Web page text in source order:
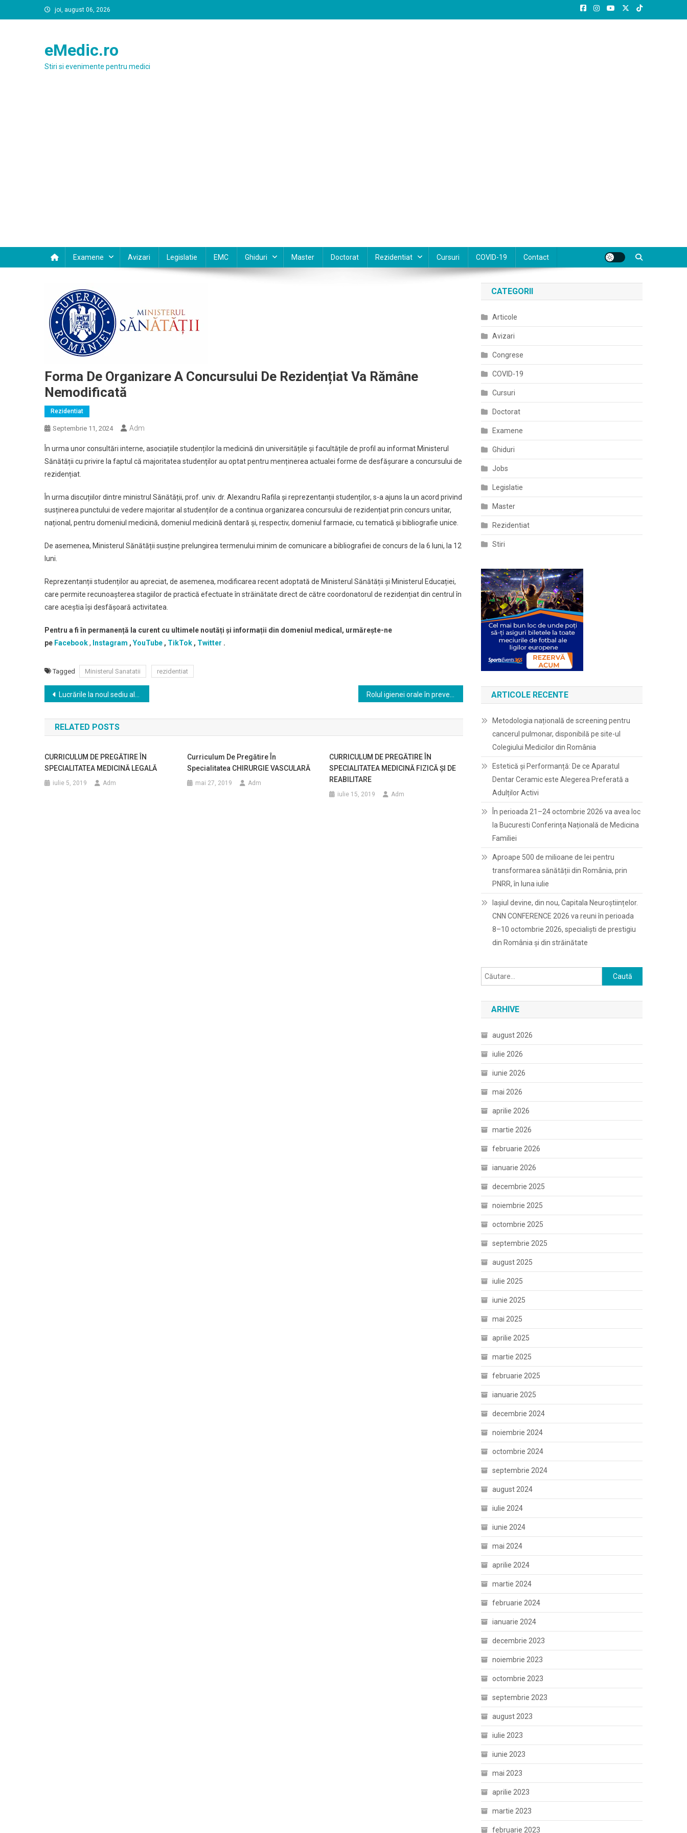
to
joi, august 06, 2026
eMedic.ro
Stiri si evenimente pentru medici
Examene Avizari Legislatie EMC Ghiduri Master Doctorat Rezidentiat Cursuri COVID-19 Contact
Forma De Organizare A Concursului De Rezidențiat Va Rămâne
Nemodificată
Rezidentiat
Septembrie 11, 2024 Adm
În urma unor consultări interne, asociațiile studenților la medicină din universitățile și facultățile de profil au informat Ministerul
Sănătății cu privire la faptul că majoritatea studenților au optat pentru menținerea actualei forme de desfășurare a concursului de
rezidențiat.
În urma discuțiilor dintre ministrul Sănătății, prof. univ. dr. Alexandru Rafila și reprezentanții studenților, s-a ajuns la un acord privind
susținerea punctului de vedere majoritar al studenților de a continua organizarea concursului de rezidențiat prin concurs unitar,
național, pentru domeniul medicină, domeniul medicină dentară şi, respectiv, domeniul farmacie, cu tematică şi bibliografie unice.
De asemenea, Ministerul Sănătății susține prelungirea termenului minim de comunicare a bibliografiei de concurs de la 6 luni, la 12
luni.
Reprezentanții studenților au apreciat, de asemenea, modificarea recent adoptată de Ministerul Sănătății și Ministerul Educației,
care permite recunoașterea stagiilor de practică efectuate în străinătate direct de către coordonatorul de rezidențiat din centrul în
care aceștia își desfășoară activitatea.
Pentru a fi în permanență la curent cu ultimele noutăți și informații din domeniul medical, urmărește-ne
pe Facebook, Instagram , YouTube , TikTok , Twitter .
Tagged Ministerul Sanatatii rezidentiat
Navigare
în
articole
Lucrările la noul sediu al Spitalului de Urgenţă al MAI „Prof. Dr. Dimitrie Gerota” au demarat marţi, acesta urmând a fi construit din fonduri PNRR, cu termen de finalizare 30 iunie 2026
RELATED POSTS
CURRICULUM DE PREGĂTIRE ÎN
SPECIALITATEA MEDICINĂ LEGALĂ
iulie 5, 2019 Adm
Curriculum De Pregătire În
Specialitatea CHIRURGIE VASCULARĂ
mai 27, 2019 Adm
CURRICULUM DE PREGĂTIRE ÎN
SPECIALITATEA MEDICINĂ FIZICĂ ŞI DE
REABILITARE
iulie 15, 2019 Adm
CATEGORII
Articole
Avizari
Congrese
COVID-19
Cursuri
Doctorat
Examene
Ghiduri
Jobs
Legislatie
Master
Rezidentiat
Stiri
ARTICOLE RECENTE
Metodologia națională de screening pentru
cancerul pulmonar, disponibilă pe site-ul
Colegiului Medicilor din România
Estetică și Performanță: De ce Aparatul
Dentar Ceramic este Alegerea Preferată a
Adulților Activi
În perioada 21–24 octombrie 2026 va avea loc
la Bucuresti Conferința Națională de Medicina
Familiei
Aproape 500 de milioane de lei pentru
transformarea sănătății din România, prin
PNRR, în luna iulie
Iașiul devine, din nou, Capitala Neuroștiințelor.
CNN CONFERENCE 2026 va reuni în perioada
8–10 octombrie 2026, specialiști de prestigiu
din România și din străinătate
Caută
după:
ARHIVE
august 2026
iulie 2026
iunie 2026
mai 2026
aprilie 2026
martie 2026
februarie 2026
ianuarie 2026
decembrie 2025
noiembrie 2025
octombrie 2025
septembrie 2025
august 2025
iulie 2025
iunie 2025
mai 2025
aprilie 2025
martie 2025
februarie 2025
ianuarie 2025
decembrie 2024
noiembrie 2024
octombrie 2024
septembrie 2024
august 2024
iulie 2024
iunie 2024
mai 2024
aprilie 2024
martie 2024
februarie 2024
ianuarie 2024
decembrie 2023
noiembrie 2023
octombrie 2023
septembrie 2023
august 2023
iulie 2023
iunie 2023
mai 2023
aprilie 2023
martie 2023
februarie 2023